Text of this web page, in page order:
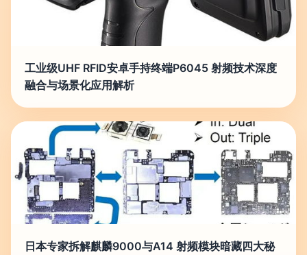
工业级UHF RFID安卓手持终端P6045 射频技术深度
融合与场景化应用解析
日本专家拆解麒麟9000与A14 射频模块暗藏四大秘